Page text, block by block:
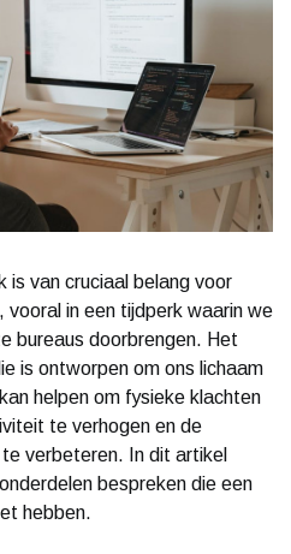
is van cruciaal belang voor
vooral in een tijdperk waarin we
bureaus doorbrengen. Het
is ontworpen om ons lichaam
helpen om fysieke klachten
te verhogen en de
verbeteren. In dit artikel
bespreken die een
hebben.